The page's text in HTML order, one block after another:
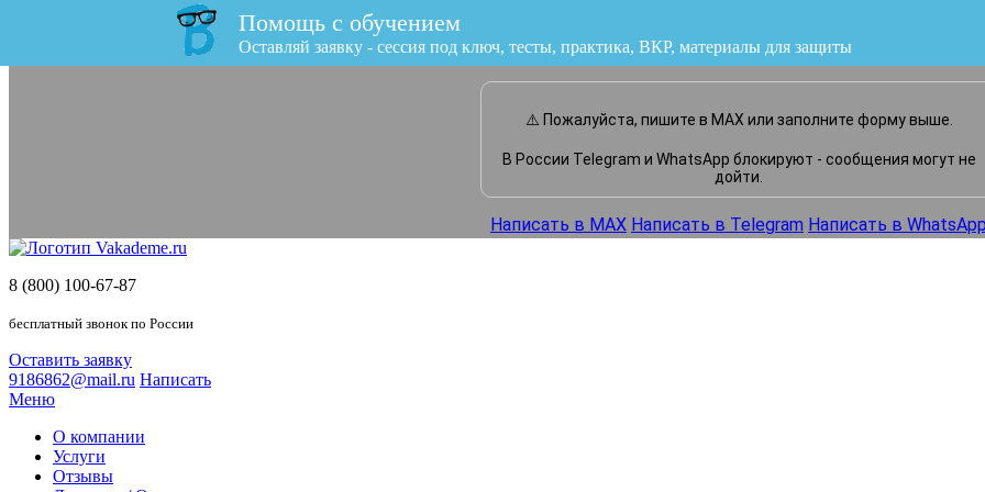
Помощь с обучением
Оставляй заявку - сессия под ключ, тесты, практика, ВКР
или напишите нам прямо сейчас
⚠️ Пожалуйста, пишите в MAX или заполните форму выше.
В России Telegram и WhatsApp блокируют - сообщения могут не
дойти.
Написать в MAX Написать в Telegram Написать в
8 (800) 100-67-87
бесплатный звонок по России
Оставить заявку
9186862@mail.ru Написать
Меню
О компании
Услуги
Отзывы